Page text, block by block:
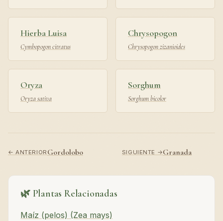
Hierba Luisa
Cymbopogon citratus
Chrysopogon
Chrysopogon zizanioides
Oryza
Oryza sativa
Sorghum
Sorghum bicolor
← ANTERIORGordolobo SIGUIENTE →Granada
🌿 Plantas Relacionadas
Maíz (pelos) (Zea mays)